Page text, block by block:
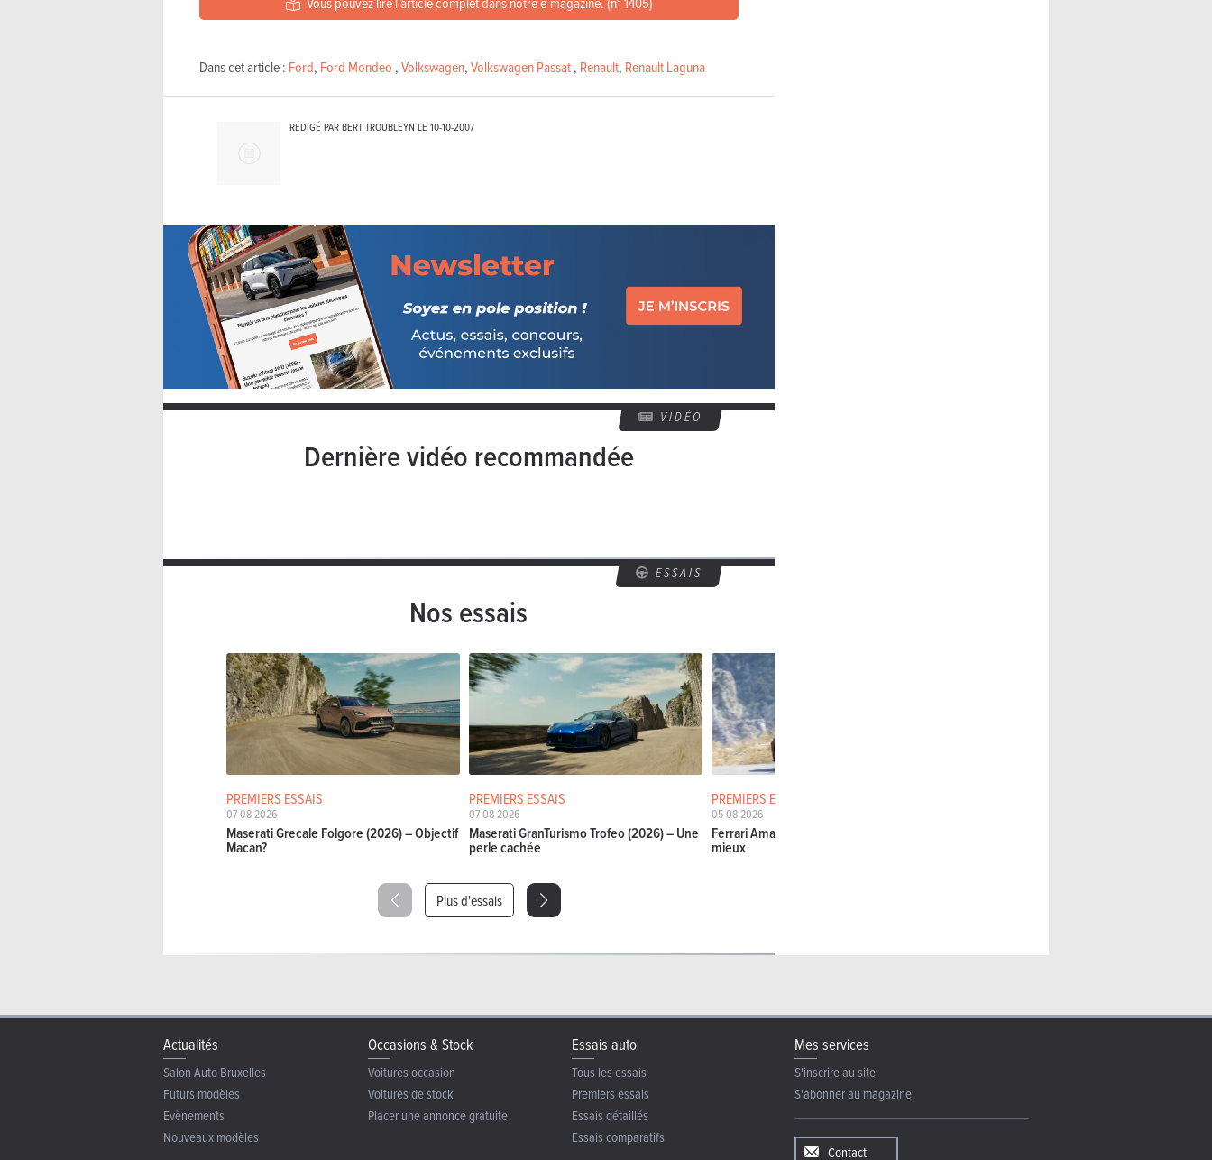
Dans cet article : Ford, Ford Mondeo ,Volkswagen,Volkswagen Passat, Renault, Renault Laguna
RÉDIGÉ PAR BERT TROUBLEYN LE 10-10-2007
VIDÉO
Dernière vidéo recommandée
ESSAIS
Nos essais
PREMIERS ESSAIS
07-08-2026
Maserati Grecale Folgore (2026) – Objectif
Macan?
PREMIERS ESSAIS
07-08-2026
Maserati GranTurismo Trofeo (2026) – Une
perle cachée
PREMIERS ESSAIS
05-08-2026
Ferrari Amalfi Spider (2026) – La même en
mieux
Plus d'essais
Actualités
Salon Auto Bruxelles
Futurs modèles
Evènements
Nouveaux modèles
Occasions & Stock
Voitures occasion
Voitures de stock
Placer une annonce gratuite
Essais auto
Tous les essais
Premiers essais
Essais détaillés
Essais comparatifs
Mes services
S'inscrire au site
S'abonner au magazine
Contact